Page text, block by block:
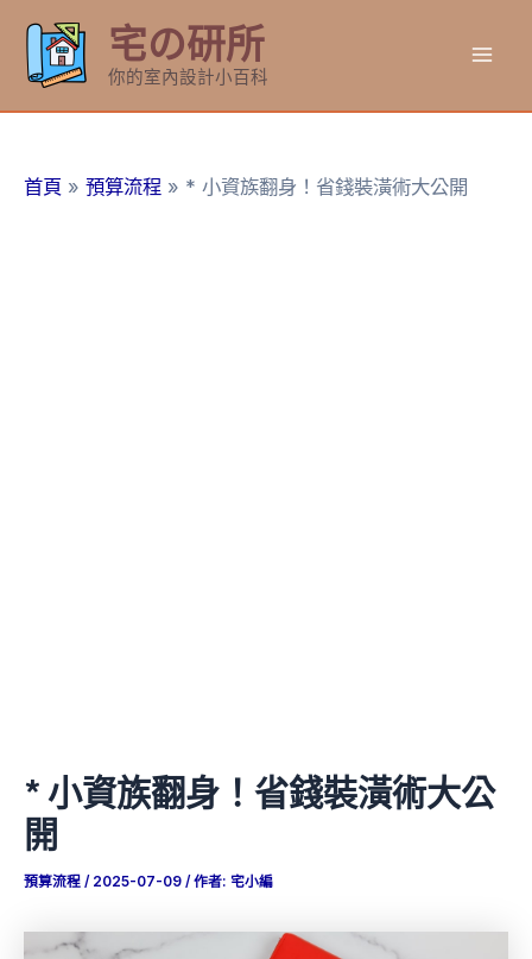
要
宅の研所
你的室內設計小百科
首頁 預算流程 * 小資族翻身！省錢裝潢術大公開
* 小資族翻身！省錢裝潢術大公
開
預算流程 / 2025-07-09 / 作者: 宅小編